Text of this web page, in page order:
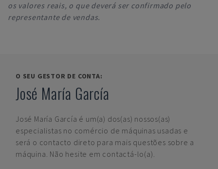
os valores reais, o que deverá ser confirmado pelo
representante de vendas.
O SEU GESTOR DE CONTA:
José María García
José María García é um(a) dos(as) nossos(as)
especialistas no comércio de máquinas usadas e
será o contacto direto para mais questões sobre a
máquina. Não hesite em contactá-lo(a).